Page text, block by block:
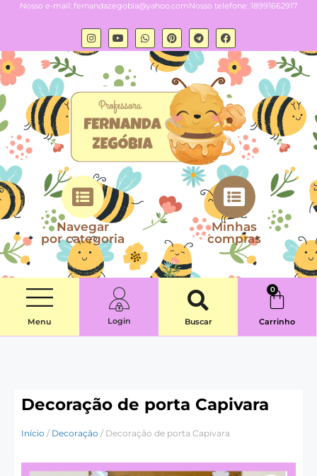
Nosso e-mail: fernandazegobia@yahoo.comNosso telefone: 18991662917
Navegar
por categoria
Minhas
compras
Menu Login Buscar
0
Carrinho
Decoração de porta Capivara
Início / Decoração / Decoração de porta Capivara